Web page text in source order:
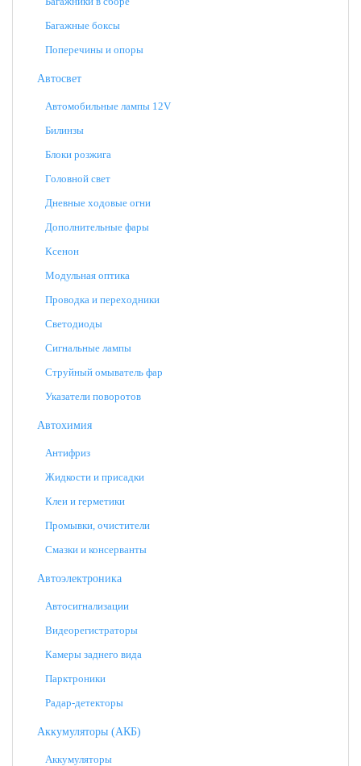
Багажные боксы
Поперечины и опоры
Автосвет
Автомобильные лампы 12V
Билинзы
Блоки розжига
Головной свет
Дневные ходовые огни
Дополнительные фары
Ксенон
Модульная оптика
Проводка и переходники
Светодиоды
Сигнальные лампы
Струйный омыватель фар
Указатели поворотов
Автохимия
Антифриз
Жидкости и присадки
Клеи и герметики
Промывки, очистители
Смазки и консерванты
Автоэлектроника
Автосигнализации
Видеорегистраторы
Камеры заднего вида
Парктроники
Радар-детекторы
Аккумуляторы (АКБ)
Аккумуляторы